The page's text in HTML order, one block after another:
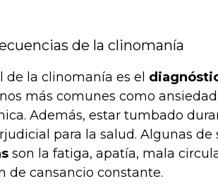
de la clinomanía
la clinomanía es el
más comunes como
Además, estar tumbado
para la salud. Algunas de
son la fatiga, apatía, mala
de cansancio constante.